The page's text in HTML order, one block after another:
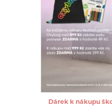
Dárek k nákupu